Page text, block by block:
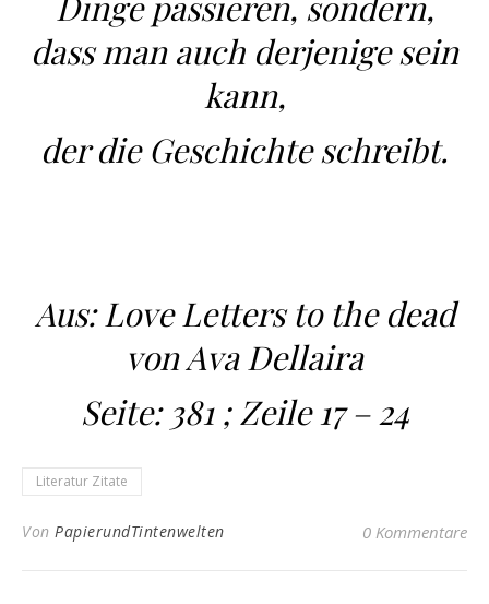
dass man auch derjenige sein
kann,
der die Geschichte schreibt.
Aus: Love Letters to the dead
von Ava Dellaira
Seite: 381 ; Zeile 17 – 24
Literatur Zitate
Von PapierundTintenwelten 0 Kommentare